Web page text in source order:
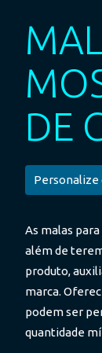
DE
Personalize
As malas
além de
produto,
marca.
podem ser
quantidade